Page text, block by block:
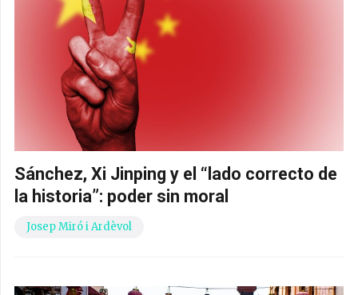
Sánchez, Xi Jinping y el “lado correcto de
la historia”: poder sin moral
Josep Miró i Ardèvol